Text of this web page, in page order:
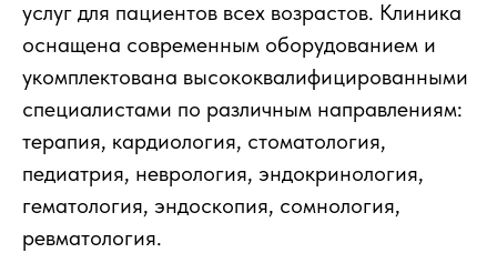
услуг для пациентов всех возрастов. Клиника
оснащена современным оборудованием и
укомплектована высококвалифицированными
специалистами по различным направлениям:
терапия, кардиология, стоматология,
педиатрия, неврология, эндокринология,
гематология, эндоскопия, сомнология,
ревматология.